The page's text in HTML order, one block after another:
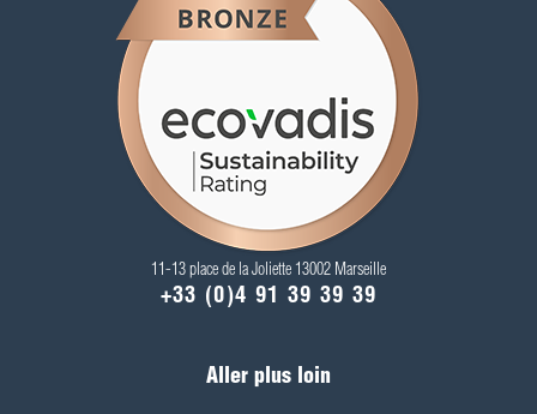
11-13 place de la Joliette 13002 Marseille
+33 (0)4 91 39 39 39
Aller plus loin